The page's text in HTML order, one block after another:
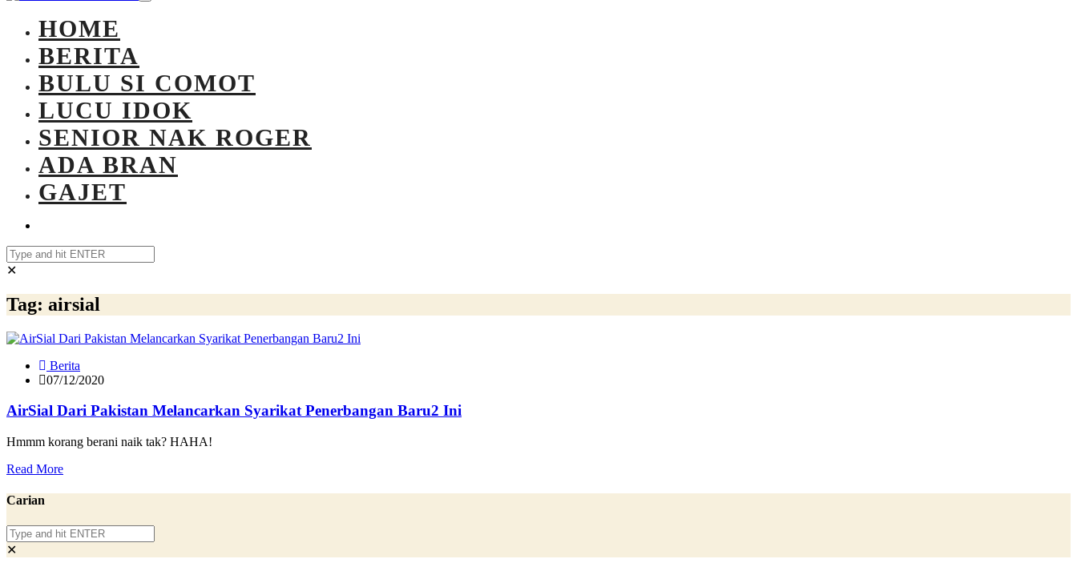
HOME
BERITA
BULU SI COMOT
LUCU IDOK
SENIOR NAK ROGER
ADA BRAN
GAJET
✕
Tag: airsial
Berita
07/12/2020
AirSial Dari Pakistan Melancarkan Syarikat Penerbangan Baru2 Ini
Hmmm korang berani naik tak? HAHA!
Read More
Carian
✕